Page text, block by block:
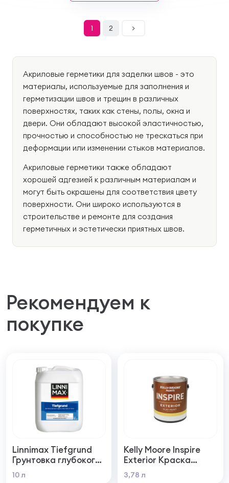
1 2 >
Акриловые герметики для заделки швов - это
материалы, используемые для заполнения и
герметизации швов и трещин в различных
поверхностях, таких как стены, полы, окна и
двери. Они обладают высокой эластичностью,
прочностью и способностью не трескаться при
деформации или изменении стыков материалов.
Акриловые герметики также обладают
хорошей адгезией к различным материалам и
могут быть окрашены для соответствия цвету
поверхности. Они широко используются в
строительстве и ремонте для создания
герметичных и эстетически приятных швов.
Рекомендуем к
покупке
Linnimax Tiefgrund
Грунтовка глубокого
проникновения для
внутренних и
10 л
Kelly Moore Inspire
Exterior Краска
фасадная
самогрунтующаяся
3,78 л